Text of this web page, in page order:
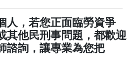
人，若您正面臨勞資爭
其他民刑事問題，都歡迎
諮詢，讓專業為您把